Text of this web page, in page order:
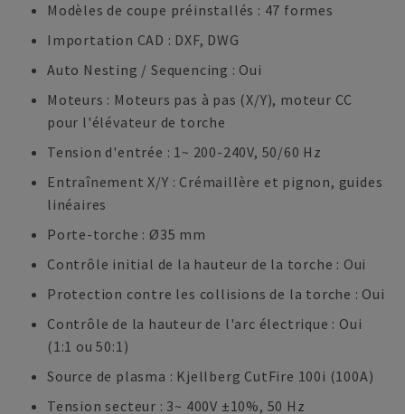
Modèles de coupe préinstallés : 47 formes
Importation CAD : DXF, DWG
Auto Nesting / Sequencing : Oui
Moteurs : Moteurs pas à pas (X/Y), moteur CC
pour l'élévateur de torche
Tension d'entrée : 1~ 200-240V, 50/60 Hz
Entraînement X/Y : Crémaillère et pignon, guides
linéaires
Porte-torche : Ø35 mm
Contrôle initial de la hauteur de la torche : Oui
Protection contre les collisions de la torche : Oui
Contrôle de la hauteur de l'arc électrique : Oui
(1:1 ou 50:1)
Source de plasma : Kjellberg CutFire 100i (100A)
Tension secteur : 3~ 400V ±10%, 50 Hz